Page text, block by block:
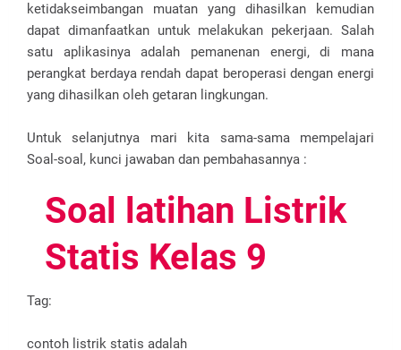
ketidakseimbangan muatan yang dihasilkan kemudian
dapat dimanfaatkan untuk melakukan pekerjaan. Salah
satu aplikasinya adalah pemanenan energi, di mana
perangkat berdaya rendah dapat beroperasi dengan energi
yang dihasilkan oleh getaran lingkungan.
Untuk selanjutnya mari kita sama-sama mempelajari
Soal-soal, kunci jawaban dan pembahasannya :
Soal latihan Listrik
Statis Kelas 9
Tag:
contoh listrik statis adalah